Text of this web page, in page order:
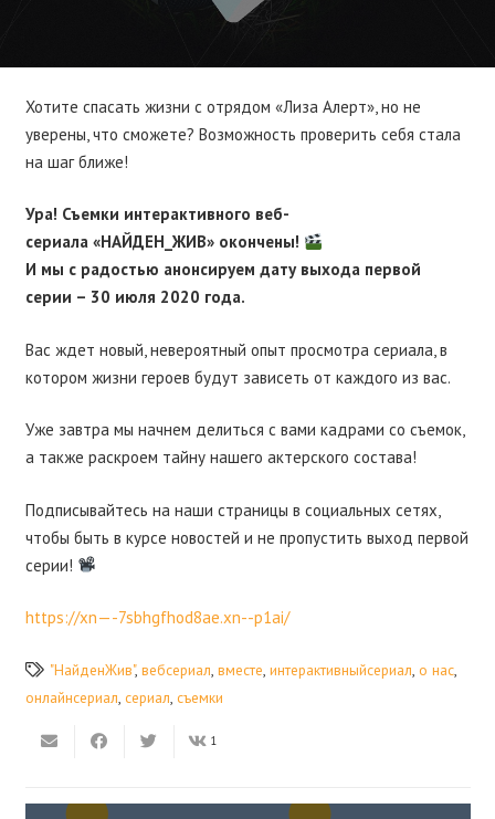
Хотите спасать жизни с отрядом «Лиза Алерт», но не
уверены, что сможете? Возможность проверить себя стала
на шаг ближе!
Ура! Съемки интерактивного веб-
сериала «НАЙДЕН_ЖИВ» окончены!
И мы с радостью анонсируем дату выхода первой
серии – 30 июля 2020 года.
Вас ждет новый, невероятный опыт просмотра сериала, в
котором жизни героев будут зависеть от каждого из вас.
Уже завтра мы начнем делиться с вами кадрами со съемок,
а также раскроем тайну нашего актерского состава!
Подписывайтесь на наши страницы в социальных сетях,
чтобы быть в курсе новостей и не пропустить выход первой
серии!
https://xn—-7sbhgfhod8ae.xn--p1ai/
"НайденЖив", вебсериал вместе интерактивныйсериал о нас,
онлайнсериал сериал съемки
1